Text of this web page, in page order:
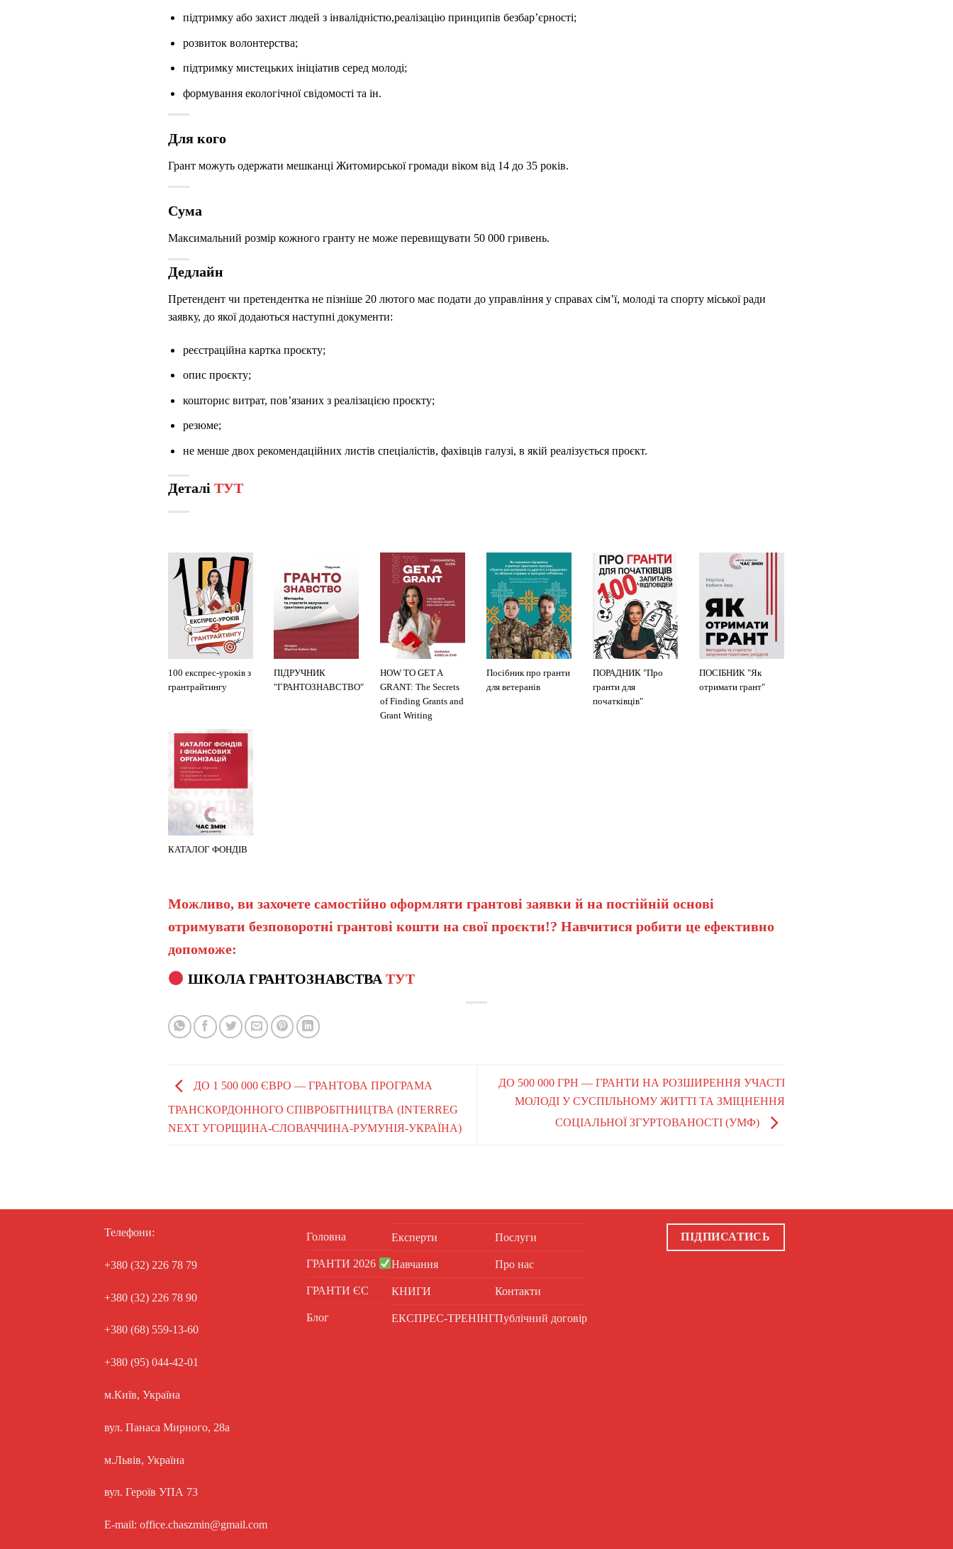
підтримку або захист людей з інвалідністю,реалізацію принципів безбар’єрності;
розвиток волонтерства;
підтримку мистецьких ініціатив серед молоді;
формування екологічної свідомості та ін.
Для кого
Грант можуть одержати мешканці Житомирської громади віком від 14 до 35 років.
Сума
Максимальний розмір кожного гранту не може перевищувати 50 000 гривень.
Дедлайн
Претендент чи претендентка не пізніше 20 лютого має подати до управління у справах сім’ї, молоді та спорту міської ради
заявку, до якої додаються наступні документи:
реєстраційна картка проєкту;
опис проєкту;
кошторис витрат, пов’язаних з реалізацією проєкту;
резюме;
не менше двох рекомендаційних листів спеціалістів, фахівців галузі, в якій реалізується проєкт.
Деталі ТУТ
100 експрес-уроків з
грантрайтингу
ПІДРУЧНИК
"ГРАНТОЗНАВСТВО"
HOW TO GET A
GRANT: The Secrets
of Finding Grants and
Grant Writing
Посібник про гранти
для ветеранів
ПОРАДНИК "Про
гранти для
початківців"
ПОСІБНИК "Як
отримати грант"
КАТАЛОГ ФОНДІВ
Можливо, ви захочете самостійно оформляти грантові заявки й на постійній основі
отримувати безповоротні грантові кошти на свої проєкти!? Навчитися робити це ефективно
допоможе:
ШКОЛА ГРАНТОЗНАВСТВА ТУТ
ДО 1 500 000 ЄВРО — ГРАНТОВА ПРОГРАМА
ТРАНСКОРДОННОГО СПІВРОБІТНИЦТВА (INTERREG
NEXT УГОРЩИНА-СЛОВАЧЧИНА-РУМУНІЯ-УКРАЇНА)
ДО 500 000 ГРН — ГРАНТИ НА РОЗШИРЕННЯ УЧАСТІ
МОЛОДІ У СУСПІЛЬНОМУ ЖИТТІ ТА ЗМІЦНЕННЯ
СОЦІАЛЬНОЇ ЗГУРТОВАНОСТІ (УМФ)
Телефони:
+380 (32) 226 78 79
+380 (32) 226 78 90
+380 (68) 559-13-60
+380 (95) 044-42-01
м.Київ, Україна
вул. Панаса Мирного, 28а
м.Львів, Україна
вул. Героїв УПА 73
E-mail: office.chaszmin@gmail.com
Головна
ГРАНТИ 2026
ГРАНТИ ЄС
Блог
Експерти
Навчання
КНИГИ
ЕКСПРЕС-ТРЕНІНГ
Послуги
Про нас
Контакти
Публічний договір
ПІДПИСАТИСЬ